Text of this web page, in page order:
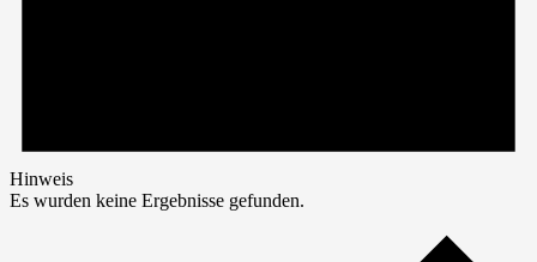
Hinweis
Es wurden keine Ergebnisse gefunden.